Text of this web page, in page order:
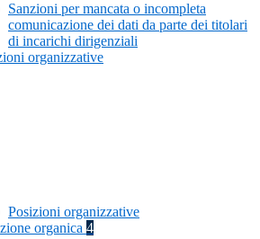
Sanzioni per mancata o incompleta
comunicazione dei dati da parte dei titolari
di incarichi dirigenziali
organizzative
Posizioni organizzative
organica 4